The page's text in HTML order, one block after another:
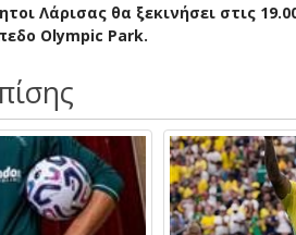
Λάρισας θα ξεκινήσει στις
Olympic Park.